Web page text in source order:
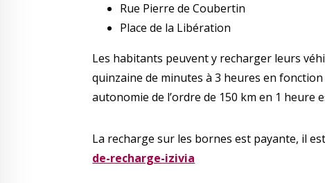
Rue Pierre de Coubertin
Place de la Libération
Les habitants peuvent y recharger leurs
quinzaine de minutes à 3 heures en
autonomie de l’ordre de 150 km en 1
La recharge sur les bornes est payante, il
de-recharge-izivia